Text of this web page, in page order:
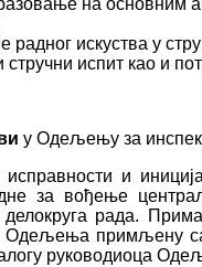
на основним
радног искуства у
испит као и
у Одељењу за
и
за вођење
рада.
Одељења примљену
руководиоца